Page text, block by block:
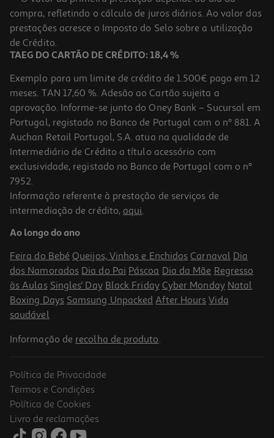
compra, refletindo o cálculo de juros diários. Ao valor das
prestações acresce o Imposto do Selo sobre a utilização
de Crédito.
TAEG DO CARTÃO DE CRÉDITO: 18,4 %
Exemplo para um limite de crédito de 1.500€ pago em 12
meses. TAN 17,60 %. Adesão ao Cartão sujeita a
aprovação. Informe-se junto do Oney Bank – Sucursal em
Portugal, registado no Banco de Portugal com o nº 881. A
Auchan Retail Portugal, S.A. atua na qualidade de
Intermediário de Crédito a título acessório com
exclusividade, registado no Banco de Portugal com o nº
7952.
Informação referente à prestação de serviços de
intermediação de crédito, aqui.
Ao longo do ano
Feira do Bebé Queijos, Vinhos e Enchidos Carnaval Dia
dos Namorados Dia do Pai Páscoa Dia da Mãe Regresso
às Aulas Singles' Day Black Friday Cyber Monday Natal
Boxing Days Samsung Unpacked After Hours Vida
saudável
Informação de recolha de produto.
Política de Privacidade
Termos e Condições
Política de Cookies
Livro de reclamações